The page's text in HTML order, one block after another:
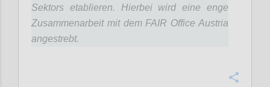
Sektors etablieren. Hierbei wird eine enge
Zusammenarbeit mit dem FAIR Office Austria
angestrebt.